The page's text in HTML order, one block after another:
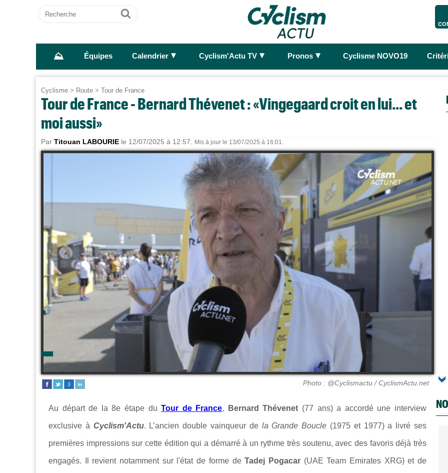
Recherche
Ok
⛰ Équipes Calendrier ► Cyclism'Actu TV ► Pronos ► Cyclisme NOVO19
Cyclisme > Route > Tour de France
Tour de France - Bernard Thévenet : «Vingegaard croit en lui... et
moi aussi»
Par Titouan LABOURIE le 12/07/2025 à 12:57. Mis à jour le 13/07/2025 à 16:01.
Photo : @Cyclismactu / CyclismActu.net
Au départ de la 8e étape duTour de France, Bernard Thévenet (77 ans) a accordé une interview
exclusive à Cyclism'Actu. L’ancien double vainqueur de la Grande Boucle (1975 et 1977) a livré ses
premières impressions sur cette édition qui a démarré à un rythme très soutenu, avec des favoris déjà très
engagés. Il revient notamment sur l'état de forme deTadej Pogacar(UAE Team Emirates XRG) et de